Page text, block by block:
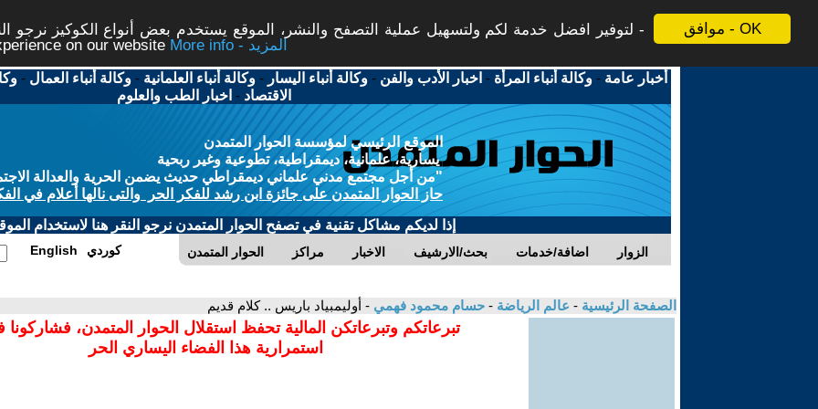
موافق - OK
لتوفير افضل خدمة لكم ولتسهيل عملية التصفح والنشر، الموقع يستخدم بعض أنواع الكوكيز نرجو
on our website
More info - المزيد
أخبار عامة -وكالة أنباء المرأة - اخبار الأدب والفن -وكالة أنباء اليسار -وكالة أنباء العلمانية -وكالة أنباء العمال -
الاقتصاد - اخبار الطب والعلوم
الموقع الرئيسي لمؤسسة الحوار المتمدن
يسارية، علمانية، ديمقراطية، تطوعية وغير ربحية
"من أجل مجتمع مدني علماني ديمقراطي حديث يضمن الحرية والعدالة
حاز الحوار المتمدن على جائزة ابن رشد للفكر الحر والتى نالها أعلام في
إذا لديكم مشاكل تقنية في تصفح الحوار المتمدن نرجو النقر هنا لاستخدام
الحوار المتمدن مراكز الاخبار بحث/الارشيف اضافة/خدمات الزوار English كوردي
الصفحة الرئيسية - عالم الرياضة - حسام محمود فهمي - أوليمبياد باريس .. كلام قديم
تبرعاتكم وتبرعاتكن المالية تحفظ استقلال الحوار المتمدن،
استمرارية هذا الفضاء اليساري الحر